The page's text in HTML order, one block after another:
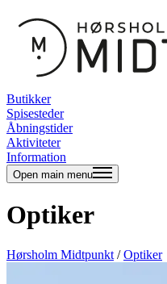
Butikker
Spisesteder
Åbningstider
Aktiviteter
Information
Open main menu
Optiker
Hørsholm Midtpunkt /Optiker